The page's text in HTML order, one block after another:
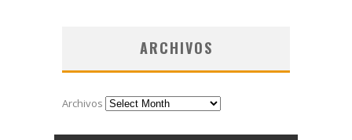
ARCHIVOS
Archivos